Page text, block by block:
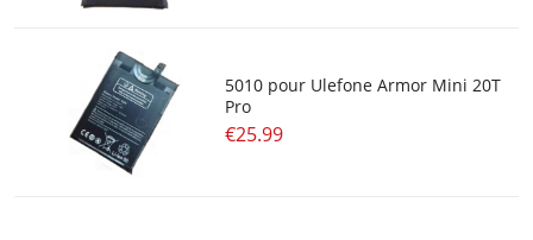
5010 pour Ulefone Armor Mini 20T
Pro
€25.99